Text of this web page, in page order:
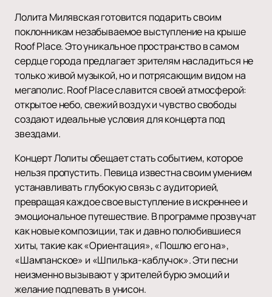
Лолита Милявская готовится подарить своим
поклонникам незабываемое выступление на крыше
Roof Place. Это уникальное пространство в самом
сердце города предлагает зрителям насладиться не
только живой музыкой, но и потрясающим видом на
мегаполис. Roof Place славится своей атмосферой:
открытое небо, свежий воздух и чувство свободы
создают идеальные условия для концерта под
звездами.
Концерт Лолиты обещает стать событием, которое
нельзя пропустить. Певица известна своим умением
устанавливать глубокую связь с аудиторией,
превращая каждое свое выступление в искреннее и
эмоциональное путешествие. В программе прозвучат
как новые композиции, так и давно полюбившиеся
хиты, такие как «Ориентация», «Пошлю его на»,
«Шампанское» и «Шпилька-каблучок». Эти песни
неизменно вызывают у зрителей бурю эмоций и
желание подпевать в унисон.